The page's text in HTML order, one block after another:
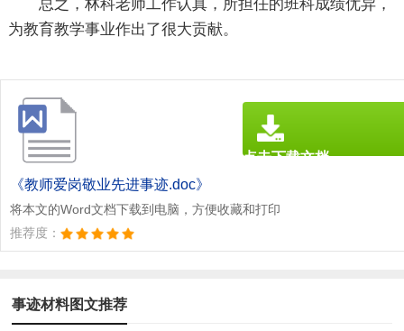
总之，林科老师工作认真，所担任的班科成绩优异，
为教育教学事业作出了很大贡献。
《教师爱岗敬业先进事迹.doc》
将本文的Word文档下载到电脑，方便收藏和打印
推荐度：
点击下载文档
事迹材料图文推荐